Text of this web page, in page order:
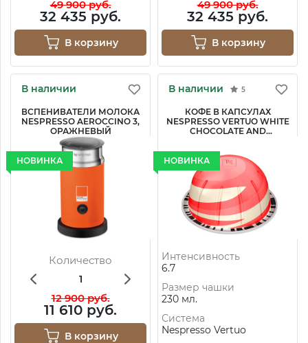
49 900 руб.
32 435 руб.
В корзину
49 900 руб.
32 435 руб.
В корзину
В наличии
НОВИНКА
ВСПЕНИВАТЕЛИ МОЛОКА
NESPRESSO AEROCCINO 3,
ОРАЖНЕВЫЙ
Количество
12 900 руб.
11 610 руб.
В корзину
В наличии 5
НОВИНКА
КОФЕ В КАПСУЛАХ
NESPRESSO VERTUO WHITE
CHOCOLATE AND
Интенсивность
6.7
Размер чашки
230 мл.
Система
Nespresso Vertuo